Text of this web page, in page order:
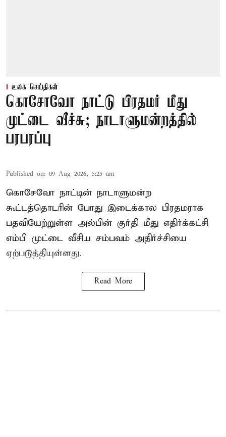
உலக செய்திகள்
கொசோவோ நாட்டு பிரதமர் மீது
முட்டை வீச்சு; நாடாளுமன்றத்தில்
பரபரப்பு
Published on: 09 Aug 2026, 5:25 am
கொசேவோ நாட்டின் நாடாளுமன்ற
கூட்டத்தொடரின் போது இடைக்கால பிரதமராக
பதவியேற்றுள்ள அல்பின் குர்தி மீது எதிர்க்கட்சி
எம்பி முட்டை வீசிய சம்பவம் அதிர்ச்சியை
ஏற்படுத்தியுள்ளது.
Read More